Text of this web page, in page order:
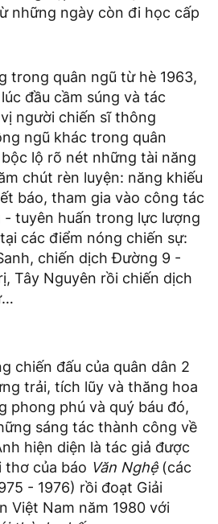
những ngày còn đi học cấp
trong quân ngũ từ hè 1963,
đầu cầm súng và tác
người chiến sĩ thông
ngũ khác trong quân
lộ rõ nét những tài năng
chút rèn luyện: năng khiếu
báo, tham gia vào công tác
tuyên huấn trong lực lượng
các điểm nóng chiến sự:
chiến dịch Đường 9 -
Tây Nguyên rồi chiến dịch
chiến đấu của quân dân 2
trải, tích lũy và thăng hoa
phong phú và quý báu đó,
sáng tác thành công về
hiện diện là tác giả được
thơ của báo Văn Nghệ(các
- 1976) rồi đoạt Giải
Việt Nam năm 1980 với